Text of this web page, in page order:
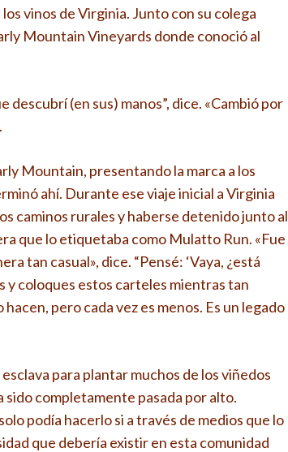
vinos de Virginia. Junto con su colega
Mountain Vineyards donde conoció al
descubrí (en sus) manos”, dice. «Cambió por
Mountain, presentando la marca a los
ahí. Durante ese viaje inicial a Virginia
caminos rurales y haberse detenido junto al
que lo etiquetaba como Mulatto Run. «Fue
tan casual», dice. “Pensé: ‘Vaya, ¿está
y coloques estos carteles mientras tan
pero cada vez es menos. Es un legado
para plantar muchos de los viñedos
sido completamente pasada por alto.
podía hacerlo si a través de medios que lo
que debería existir en esta comunidad